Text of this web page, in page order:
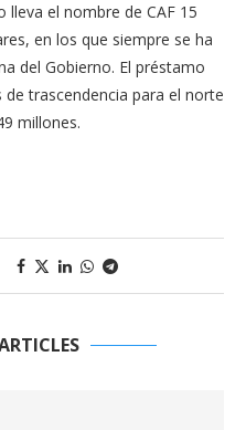
lleva el nombre de CAF 15
en los que siempre se ha
del Gobierno. El préstamo
trascendencia para el norte
millones.